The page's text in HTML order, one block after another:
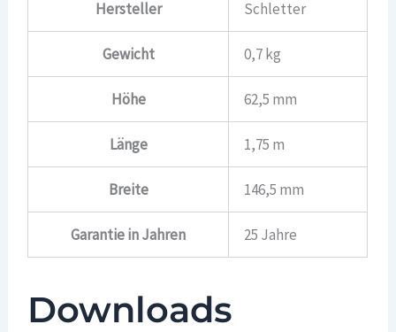
Hersteller Schletter
Gewicht 0,7 kg
Höhe 62,5 mm
Länge 1,75 m
Breite 146,5 mm
Garantie in Jahren 25 Jahre
Downloads